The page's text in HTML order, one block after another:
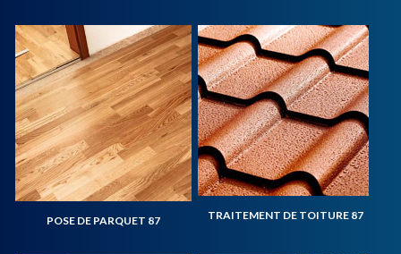
POSE DE PARQUET 87 TRAITEMENT DE TOITURE 87